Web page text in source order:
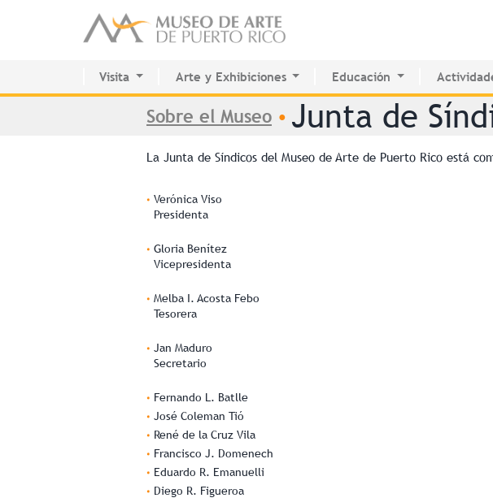
Visita
Planifica tu visita
Colección Permanente
Arte y Exhibiciones
Exhibiciones actuales
Futuras
Colección Permanente
Educación
Centro de Innovación
Sala de Estudio e
Internados
Se encuentra usted aquí
Sobre el Museo • Junta de
La Junta de Síndicos del Museo de Arte de Puerto Rico está
Verónica Viso
Presidenta
Gloria Benítez
Vicepresidenta
Melba I. Acosta Febo
Tesorera
Jan Maduro
Secretario
Fernando L. Batlle
José Coleman Tió
René de la Cruz Vila
Francisco J. Domenech
Eduardo R. Emanuelli
Diego R. Figueroa